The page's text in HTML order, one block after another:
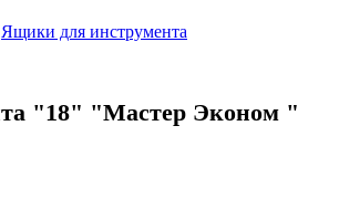
Ящики для инструмента
"18" "Мастер Эконом "